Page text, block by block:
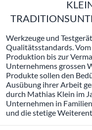
Werkzeuge und
Qualitätsstandards.
Produktion bis zur
Unternehmens grossen
Produkte sollen den
Ausübung ihrer Arbeit
durch Mathias Klein im
Unternehmen in
und die stetige